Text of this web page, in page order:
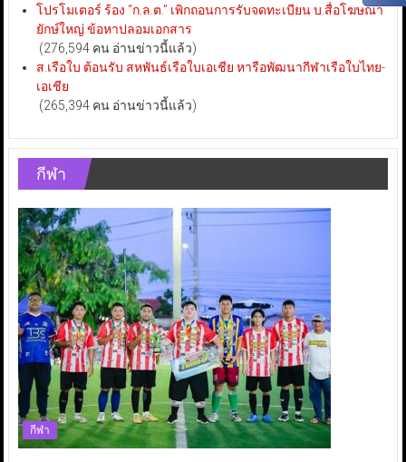
โปรโมเตอร์ ร้อง “ก.ล.ต.” เพิกถอนการรับจดทะเบียน บ.สื่อโฆษณา
ยักษ์ใหญ่ ข้อหาปลอมเอกสาร
(276,594 คน อ่านข่าวนี้แล้ว)
ส.เรือใบ ต้อนรับ สหพันธ์เรือใบเอเชีย หารือพัฒนากีฬาเรือใบไทย-
เอเชีย
(265,394 คน อ่านข่าวนี้แล้ว)
กีฬา
กีฬา